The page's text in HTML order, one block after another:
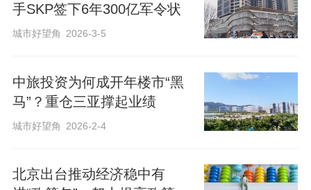
手SKP签下6年300亿军令状
城市好望角 2026-3-5
中旅投资为何成开年楼市“黑
马”？重仓三亚撑起业绩
城市好望角 2026-2-4
北京出台推动经济稳中有